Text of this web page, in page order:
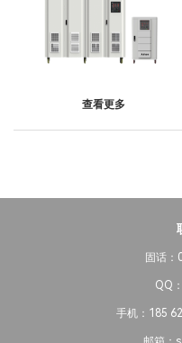
查看更多
固话
QQ
手机：185